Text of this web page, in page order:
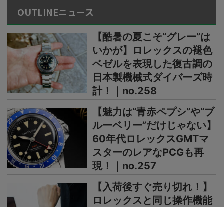
OUTLINEニュース
【酷暑の夏こそ“グレー”は
いかが】ロレックスの褪色
ベゼルを表現した復古調の
日本製機械式ダイバーズ時
計！｜no.258
【魅力は“青赤ペプシ”や“ブ
ルーベリー”だけじゃない】
60年代ロレックスGMTマ
スターのレアなPCGも再
現！｜no.257
【入荷後すぐ売り切れ！】
ロレックスと同じ操作機能